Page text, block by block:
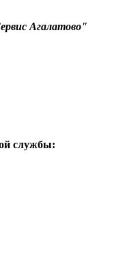
Агалатово"
службы: